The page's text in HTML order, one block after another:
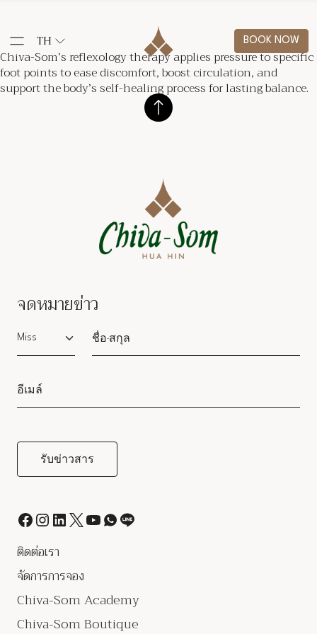
TH BOOK NOW
Chiva-Som’s reflexology therapy applies pressure to specific
foot points to ease discomfort, boost circulation, and
support the body’s self-healing process for lasting balance.
ติดต่อเรา
จัดการการจอง
Chiva-Som Academy
Chiva-Som Boutique
จดหมายข่าว
Salutation